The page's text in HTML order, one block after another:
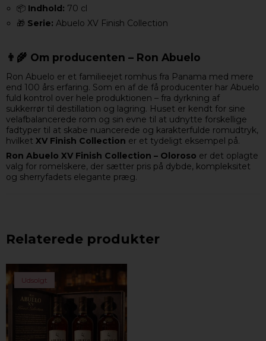
📦 Indhold: 70 cl
🎁 Serie: Abuelo XV Finish Collection
👨‍🌾 Om producenten – Ron Abuelo
Ron Abuelo er et familieejet romhus fra Panama med mere
end 100 års erfaring. Som en af de få producenter har Abuelo
fuld kontrol over hele produktionen – fra dyrkning af
sukkerrør til destillation og lagring. Huset er kendt for sine
velafbalancerede rom og sin evne til at udnytte forskellige
fadtyper til at skabe nuancerede og karakterfulde romudtryk,
hvilket XV Finish Collection er et tydeligt eksempel på.
Ron Abuelo XV Finish Collection – Oloroso er det oplagte
valg for romelskere, der sætter pris på dybde, kompleksitet
og sherryfadets elegante præg.
Relaterede produkter
Udsolgt